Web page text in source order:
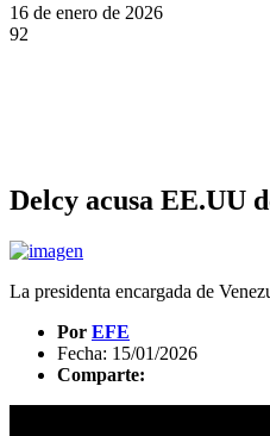
16 de enero de 2026
92
Delcy acusa EE.UU
La presidenta encargada de
Por EFE
Fecha: 15/01/2026
Comparte: